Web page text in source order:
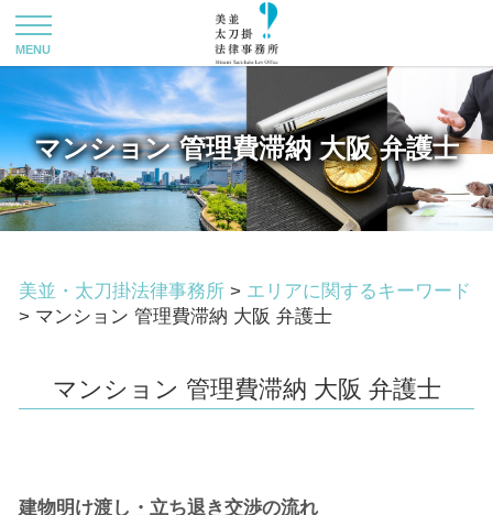
マンション 管理費滞納 大阪 弁護士
美並・太刀掛法律事務所 > エリアに関するキーワード
> マンション 管理費滞納 大阪 弁護士
マンション 管理費滞納 大阪 弁護士
建物明け渡し・立ち退き交渉の流れ